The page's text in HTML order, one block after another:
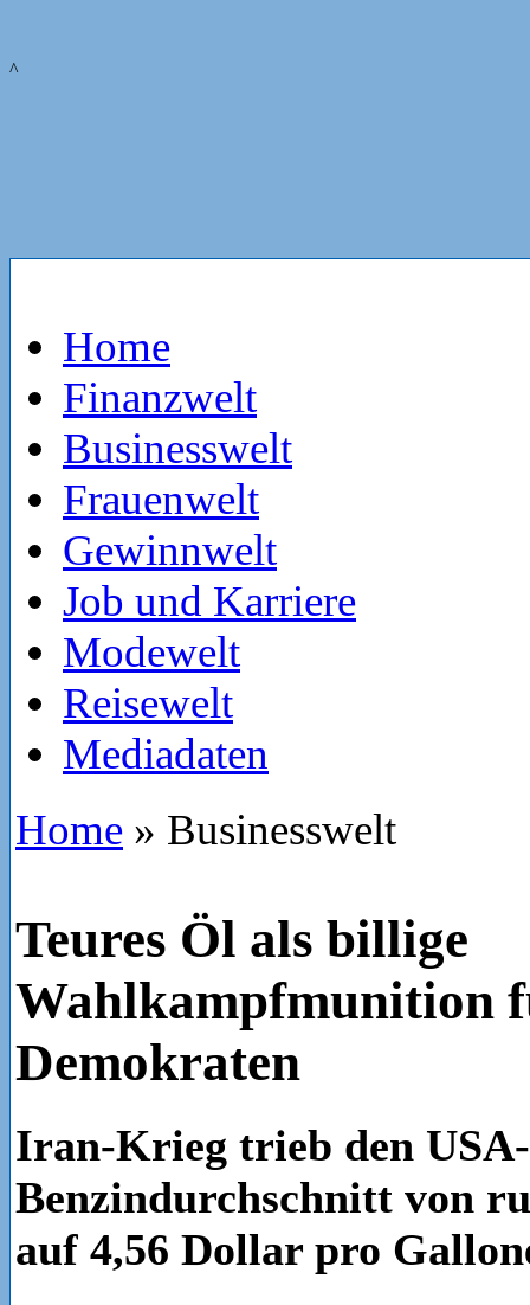
^
Home
Finanzwelt
Businesswelt
Frauenwelt
Gewinnwelt
Job und Karriere
Modewelt
Reisewelt
Mediadaten
Home » Businesswelt
Teures Öl als billige
Wahlkampfmunition
Demokraten
Iran-Krieg trieb den USA-
Benzindurchschnitt von
auf 4,56 Dollar pro